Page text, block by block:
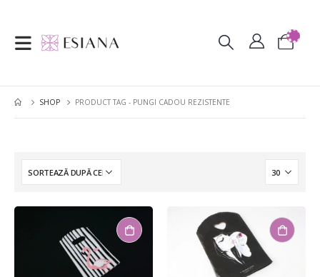
SHOP PRODUCT TAG - PUNGI CADOU REZISTENTE